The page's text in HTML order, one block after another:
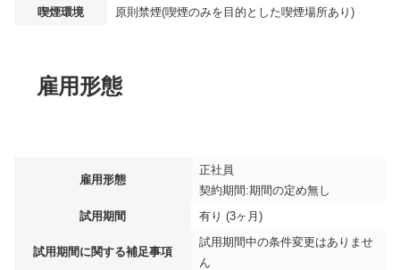
喫煙環境 原則禁煙(喫煙のみを目的とした喫煙場所あり)
雇用形態
雇用形態
正社員
契約期間:期間の定め無し
試用期間
有り (3ヶ月)
試用期間に関する補足事項
試用期間中の条件変更はありませ
ん